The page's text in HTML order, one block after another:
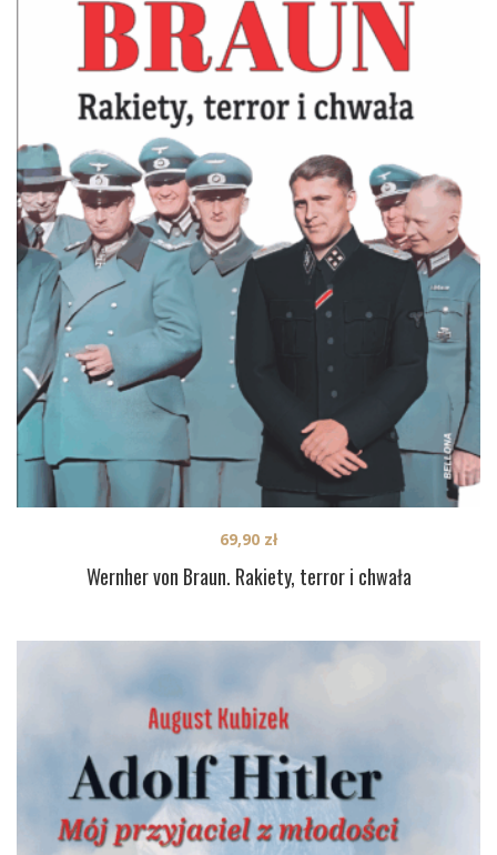
Wernher von Braun. Rakiety, terror i chwała
69,90 zł